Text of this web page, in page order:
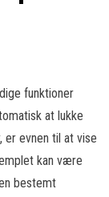
funktioner
at lukke
er evnen til at vise
kan være
bestemt